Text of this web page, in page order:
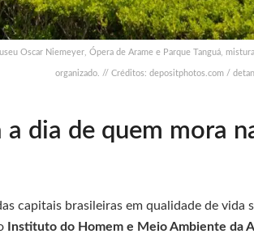
Oscar Niemeyer, Ópera de Arame e Parque Tanguá,
organizado. // Créditos: depositphotos.com /
dia de quem mora
capitais brasileiras em qualidade de vida
Instituto do Homem e Meio Ambiente da